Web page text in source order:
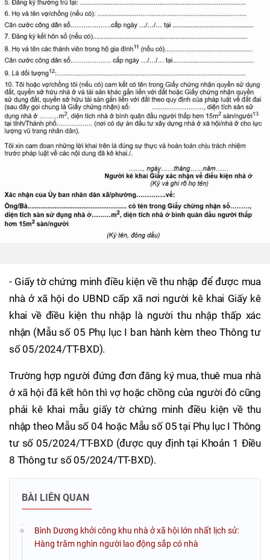
- Giấy tờ chứng minh điều kiện về thu nhập để được mua
nhà ở xã hội do UBND cấp xã nơi người kê khai Giấy kê
khai về điều kiện thu nhập là người thu nhập thấp xác
nhận (Mẫu số 05 Phụ lục I ban hành kèm theo Thông tư
số 05/2024/TT-BXD).
Trường hợp người đứng đơn đăng ký mua, thuê mua nhà
ở xã hội đã kết hôn thì vợ hoặc chồng của người đó cũng
phải kê khai mẫu giấy tờ chứng minh điều kiện về thu
nhập theo Mẫu số 04 hoặc Mẫu số 05 tại Phụ lục I Thông
tư số 05/2024/TT-BXD (được quy định tại Khoản 1 Điều
8 Thông tư số 05/2024/TT-BXD).
BÀI LIÊN QUAN
Bình Dương khởi công khu nhà ở xã hội lớn nhất lịch sử:
Hàng trăm nghìn người lao động sắp có nhà